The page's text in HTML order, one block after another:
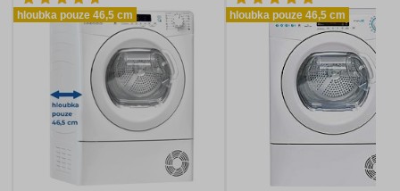
8 hodnocení
Mezikus Candy pro spojení
Slim praček a sušiček s hloubkou 40 - 46 cm.
Detail produktu